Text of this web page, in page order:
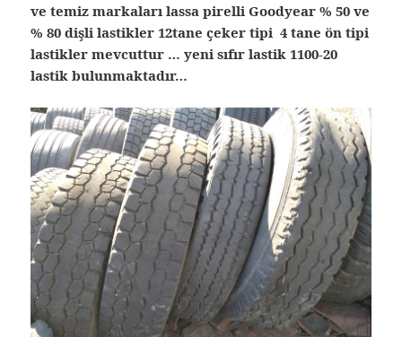
ve temiz markaları lassa pirelli Goodyear % 50 ve
% 80 dişli lastikler 12tane çeker tipi 4 tane ön tipi
lastikler mevcuttur … yeni sıfır lastik 1100-20
lastik bulunmaktadır…